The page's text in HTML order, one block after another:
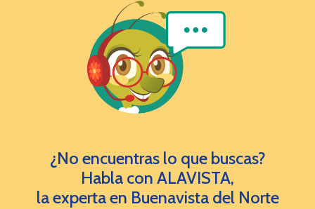
¿No encuentras lo que buscas?
Habla con ALAVISTA,
la experta en Buenavista del Norte